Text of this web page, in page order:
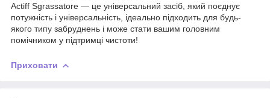
Actiff Sgrassatore — це універсальний засіб, який поєднує
потужність і універсальність, ідеально підходить для будь-
якого типу забруднень і може стати вашим головним
помічником у підтримці чистоти!
Приховати